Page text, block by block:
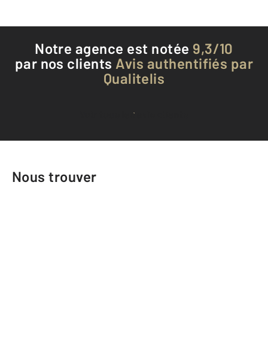
Notre agence est notée 9,3/10
par nos clients Avis authentifiés par
Qualitelis
Voir tous les avis clients
Nous trouver